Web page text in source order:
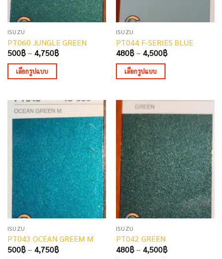
on
the
product
page
on
the
product
page
ISUZU
PT060 JUNGLE GREEN
500฿ – 4,750฿Price
เลือกรูปแบบ
product
has
multiple
variants.
The
options
may
be
chosen
on
the
product
page
ISUZU
PT044 F-SERIES BLUE
480฿ – 4,500฿Price
เลือกรูปแบบ
product
multiple
variants.
The
options
may
be
chosen
on
the
product
page
ISUZU
PT043 OCEAN GREEM M
500฿ – 4,750฿Price
ISUZU
PT042 GREEN
480฿ – 4,500฿Price